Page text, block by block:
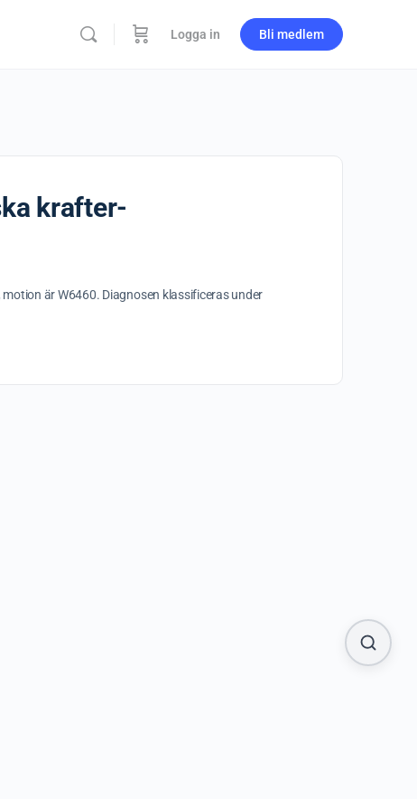
Logga in Bli medlem
krafter-
är W6460. Diagnosen klassificeras under